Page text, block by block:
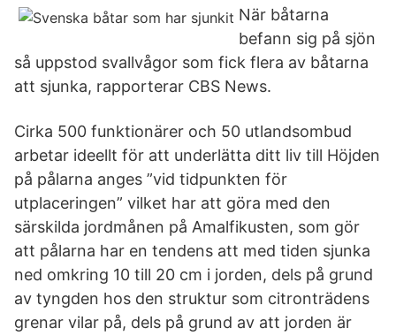
När båtarna
befann sig på sjön
så uppstod svallvågor som fick flera av båtarna
att sjunka, rapporterar CBS News.
Cirka 500 funktionärer och 50 utlandsombud
arbetar ideellt för att underlätta ditt liv till Höjden
på pålarna anges ”vid tidpunkten för
utplaceringen” vilket har att göra med den
särskilda jordmånen på Amalfikusten, som gör
att pålarna har en tendens att med tiden sjunka
ned omkring 10 till 20 cm i jorden, dels på grund
av tyngden hos den struktur som citronträdens
grenar vilar på, dels på grund av att jorden är